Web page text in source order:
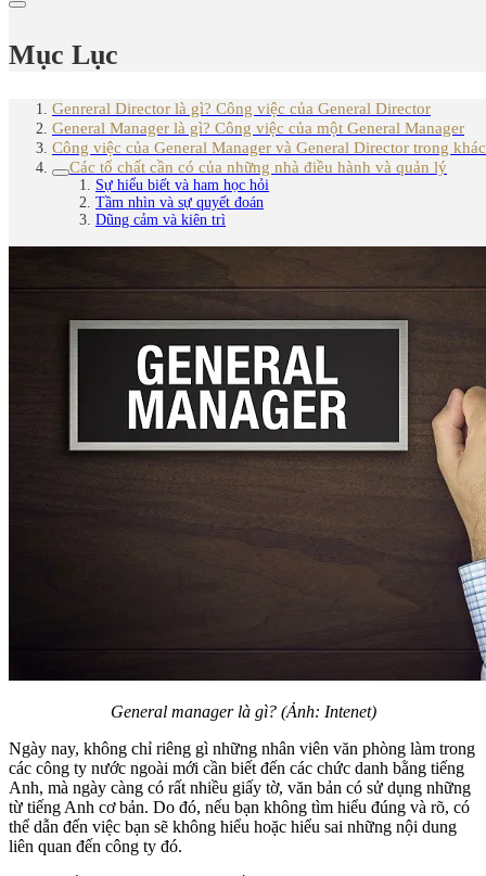
Mục Lục
Genreral Director là gì? Công việc của General Director
General Manager là gì? Công việc của một General Manager
Công việc của General Manager và General Director trong
Các tố chất cần có của những nhà điều hành và quản lý
Sự hiểu biết và ham học hỏi
Tầm nhìn và sự quyết đoán
Dũng cảm và kiên trì
General manager là gì? (Ảnh: Intenet)
Ngày nay, không chỉ riêng gì những nhân viên văn phòng làm trong
các công ty nước ngoài mới cần biết đến các chức danh bằng tiếng
Anh, mà ngày càng có rất nhiều giấy tờ, văn bản có sử dụng những
từ tiếng Anh cơ bản. Do đó, nếu bạn không tìm hiểu đúng và rõ, có
thể dẫn đến việc bạn sẽ không hiểu hoặc hiểu sai những nội dung
liên quan đến công ty đó.